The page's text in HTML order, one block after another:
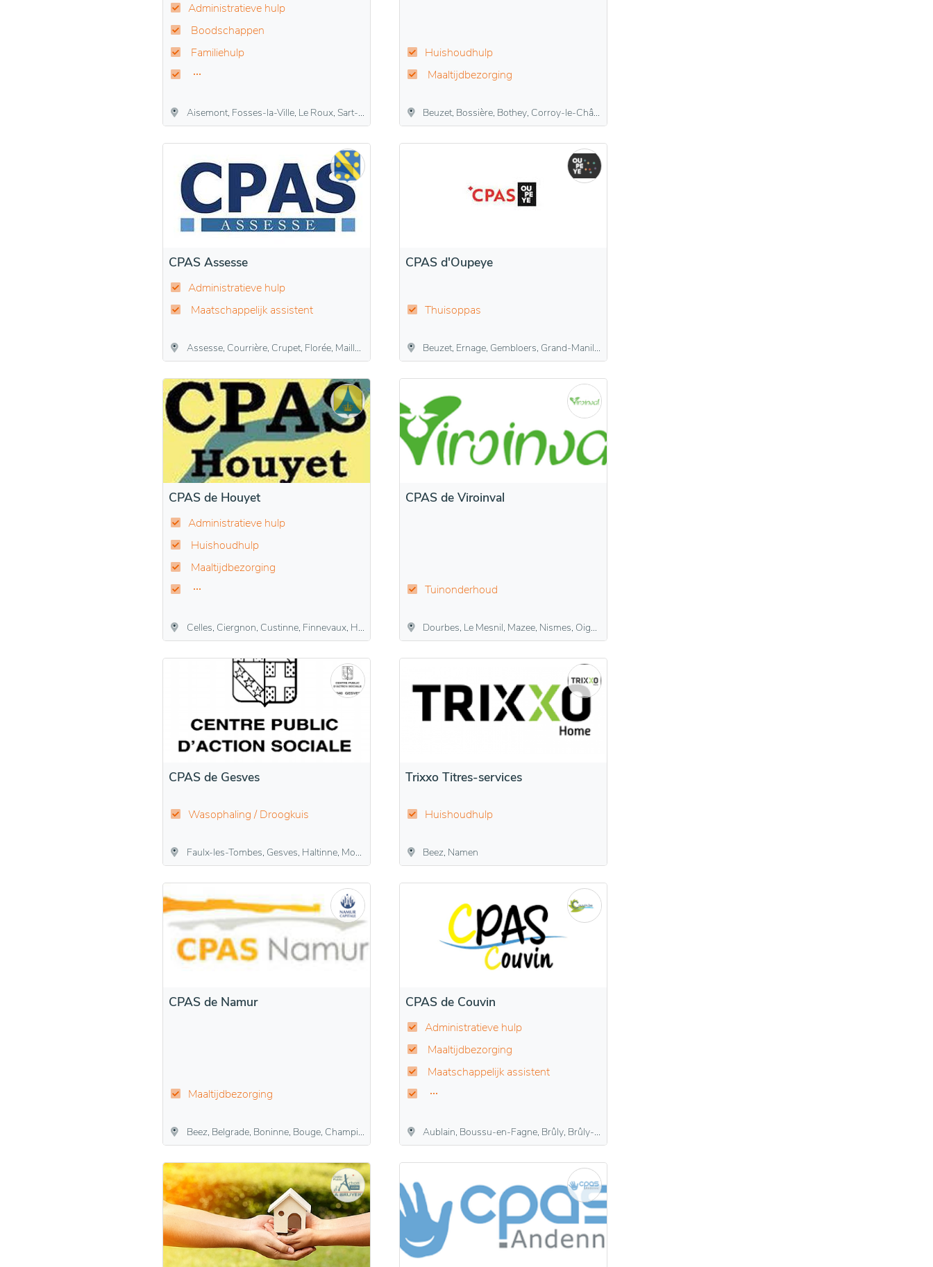
Administratieve hulp
Boodschappen
Familiehulp
Aisemont, Fosses-la-Ville, Le Roux, Sart-Eustache, Sart-Saint-Laurent, Vitrival
Huishoudhulp
Maaltijdbezorging
Beuzet, Bossière, Bothey, Corroy-le-Château, Ernage, Gembloers, Grand-Leez, Grand-Manil, Isnes, Lonzée, Mazy, Sauvenière
CPAS Assesse
Administratieve hulp
Maatschappelijk assistent
Assesse, Courrière, Crupet, Florée, Maillen, Sart-Bernard, Sorinne-la-Longue
CPAS d'Oupeye
Thuisoppas
Beuzet, Ernage, Gembloers, Grand-Manil, Lonzée, Sauvenière
CPAS de Houyet
Administratieve hulp
Huishoudhulp
Maaltijdbezorging
Celles, Ciergnon, Custinne, Finnevaux, Hour, Houyet, Hulsonniaux, Mesnil-Eglise, Mesnil-Saint-Blaise, Wanlin
CPAS de Viroinval
Tuinonderhoud
Dourbes, Le Mesnil, Mazee, Nismes, Oignies-en-Thiérache, Olloy-sur-Viroin, Treignes, Vierves-sur-Viroin, Viroinval
CPAS de Gesves
Wasophaling / Droogkuis
Faulx-les-Tombes, Gesves, Haltinne, Mozet, Sorée
Trixxo Titres-services
Huishoudhulp
Beez, Namen
CPAS de Namur
Maaltijdbezorging
Beez, Belgrade, Boninne, Bouge, Champion, Daussoulx, Dave, Flawinne, Gelbressée, Jambes, Malonne, Marche-les-Dames, Namen, Naninne, Saint-Marc, Saint-Servais, Suarlée, Temploux, Vedrin, Wépion, Wierde
CPAS de Couvin
Administratieve hulp
Maaltijdbezorging
Maatschappelijk assistent
Aublain, Boussu-en-Fagne, Brûly, Brûly-de-Pesche, Couvin, Cul-des-Sarts, Dailly, Frasnes, Gonrieux, Mariembourg, Pesche, Petigny, Petite-Chapelle, Presgaux